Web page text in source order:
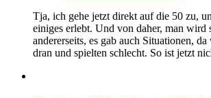
Tja, ich gehe jetzt direkt auf die 50 zu,
einiges erlebt. Und von daher, man wird
andererseits, es gab auch Situationen,
dran und spielten schlecht. So ist jetzt